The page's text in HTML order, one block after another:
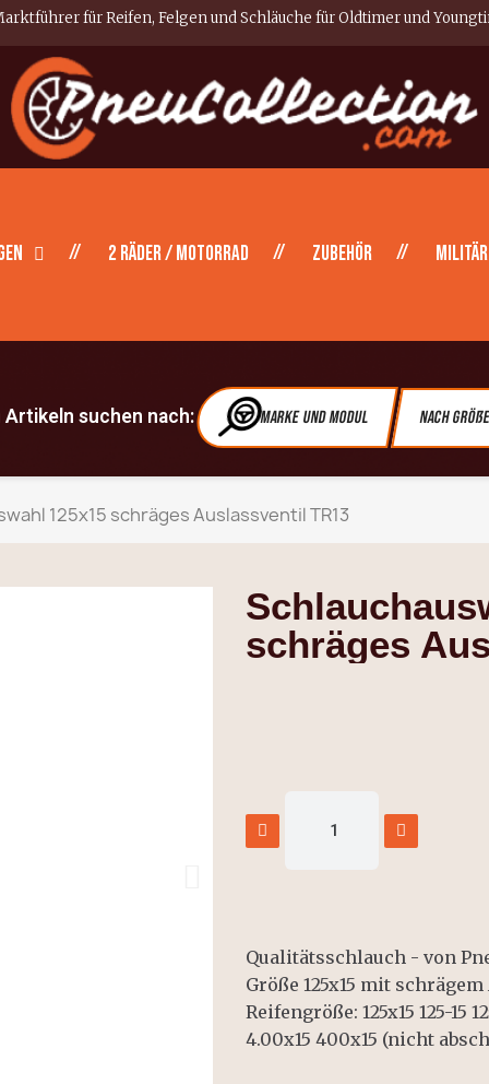
für Reifen, Felgen und Schläuche für Oldtimer und
2 Räder / Motorrad Zubehör Militär
suchen nach: Marke und Modul Nach
125x15 schräges Auslassventil TR13
schräges
Qualitätsschlauch - von
Größe 125x15 mit
Reifengröße: 125x15 125-15
4.00x15 400x15 (nicht